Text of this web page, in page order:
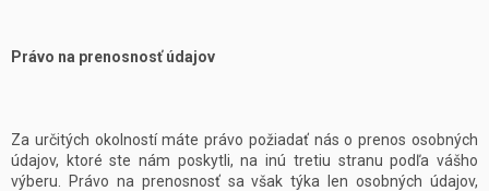
Právo na prenosnosť údajov
Za určitých okolností máte právo požiadať nás o prenos osobných
údajov, ktoré ste nám poskytli, na inú tretiu stranu podľa vášho
výberu. Právo na prenosnosť sa však týka len osobných údajov,